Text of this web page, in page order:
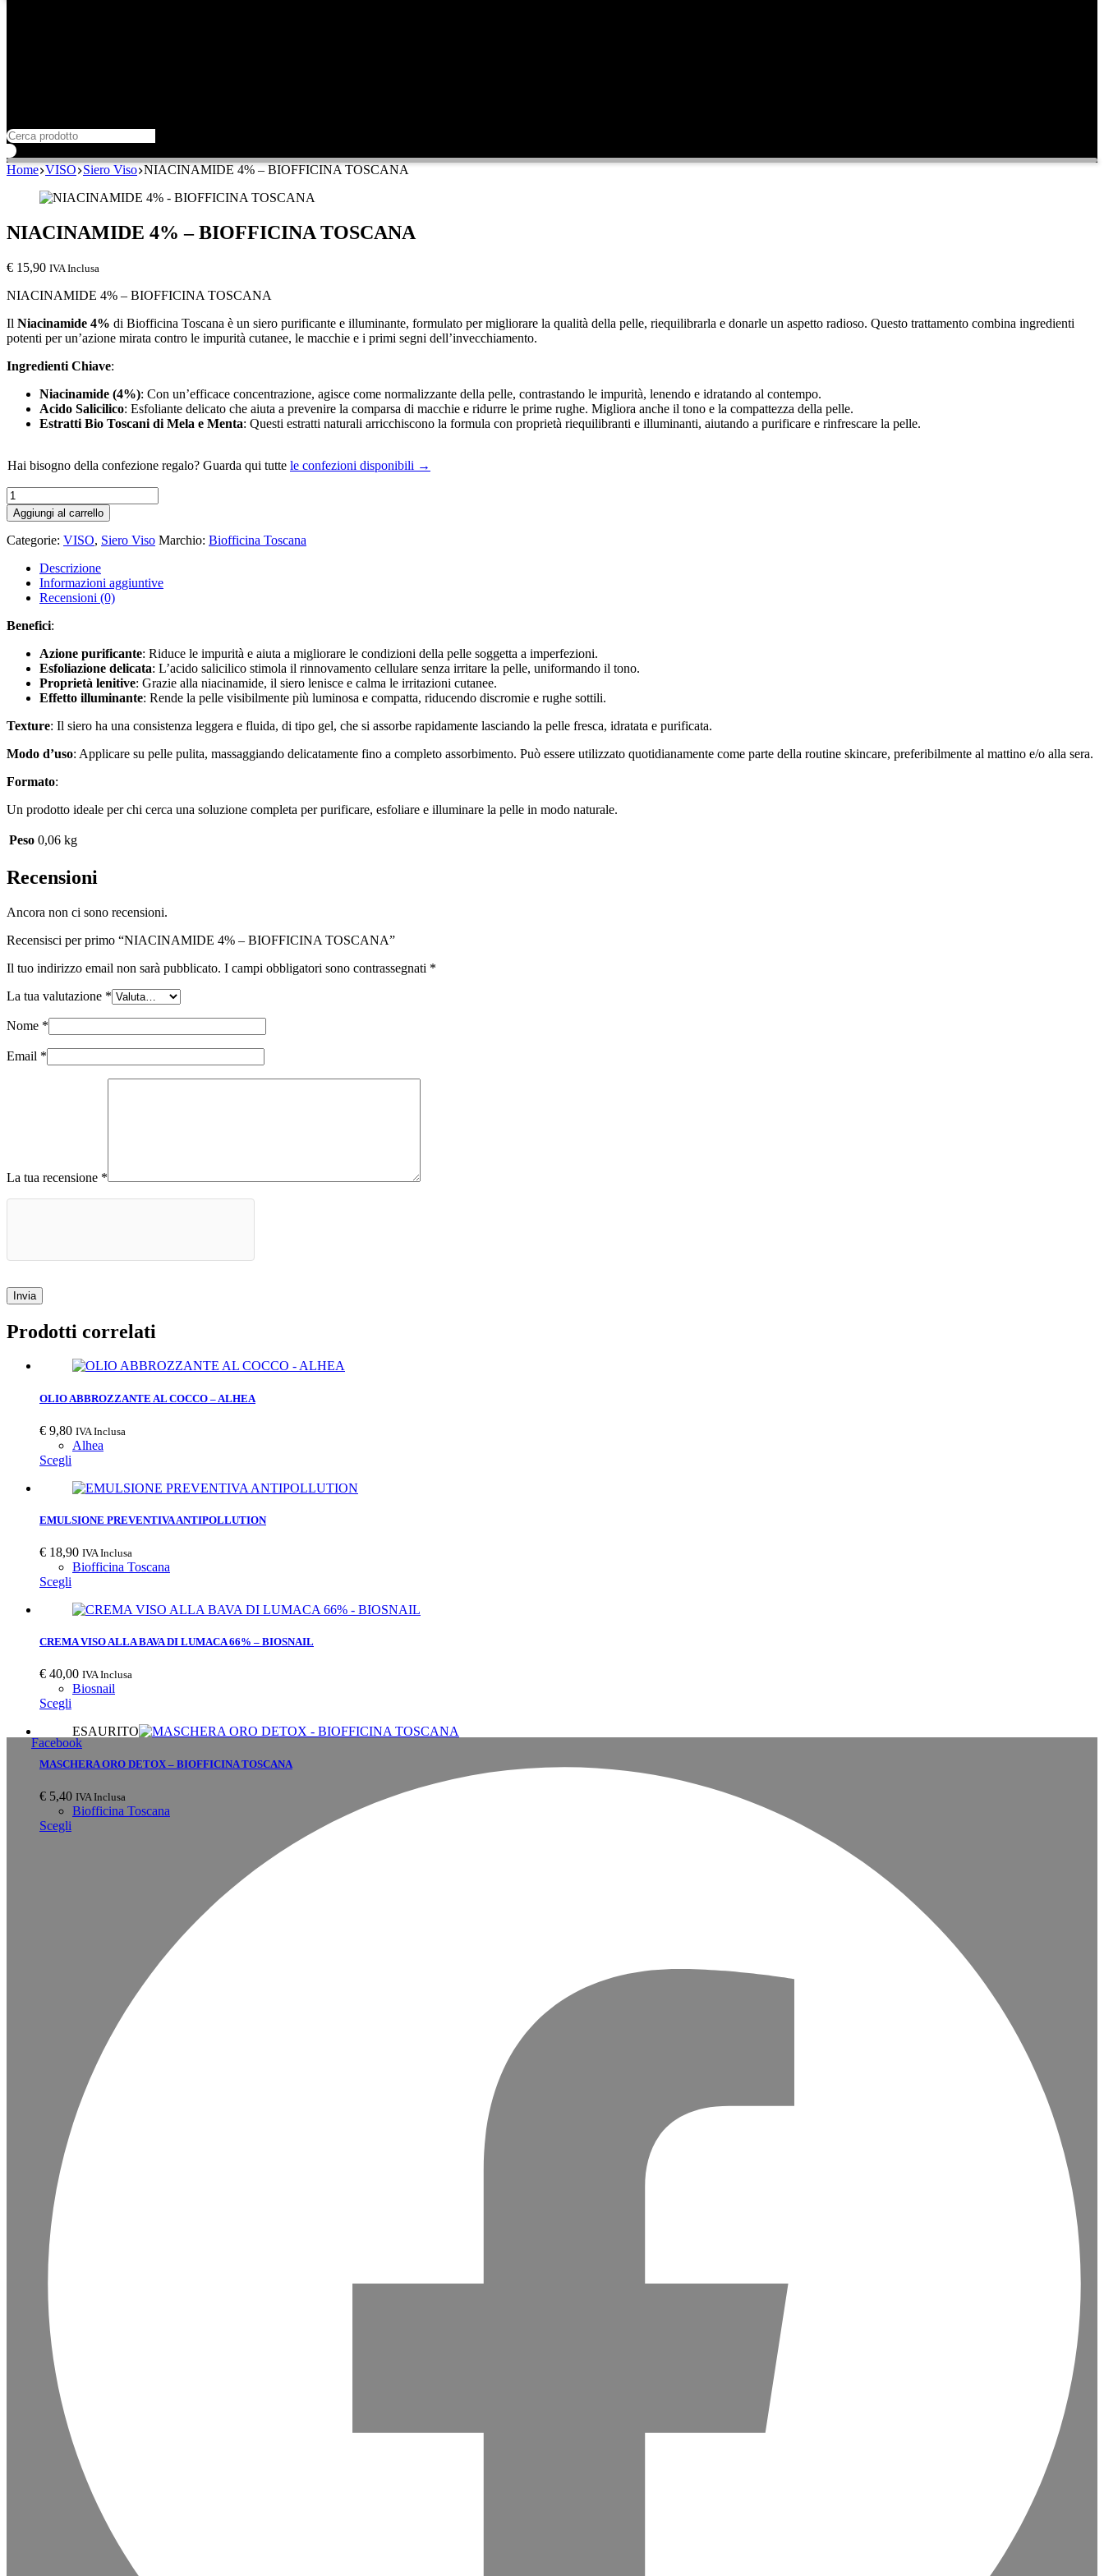
Home VISO Siero Viso NIACINAMIDE 4% – BIOFFICINA TOSCANA
NIACINAMIDE 4% – BIOFFICINA TOSCANA
€ 15,90 IVA Inclusa
NIACINAMIDE 4% – BIOFFICINA TOSCANA
Il Niacinamide 4% di Biofficina Toscana è un siero purificante e illuminante, formulato per migliorare la qualità della pelle, riequilibrarla e donarle un aspetto radioso. Questo trattamento combina ingredienti
potenti per un’azione mirata contro le impurità cutanee, le macchie e i primi segni dell’invecchiamento.
Ingredienti Chiave:
Niacinamide (4%): Con un’efficace concentrazione, agisce come normalizzante della pelle, contrastando le impurità, lenendo e idratando al contempo.
Acido Salicilico: Esfoliante delicato che aiuta a prevenire la comparsa di macchie e ridurre le prime rughe. Migliora anche il tono e la compattezza della pelle.
Estratti Bio Toscani di Mela e Menta: Questi estratti naturali arricchiscono la formula con proprietà riequilibranti e illuminanti, aiutando a purificare e rinfrescare la pelle.
Hai bisogno della confezione regalo? Guarda qui tutte le confezioni disponibili →
NIACINAMIDE
4%
-
BIOFFICINA
quantità
Aggiungi al carrello
Categorie: VISO, Siero Viso Marchio: Biofficina Toscana
Descrizione
Informazioni aggiuntive
Recensioni (0)
Benefici:
Azione purificante: Riduce le impurità e aiuta a migliorare le condizioni della pelle soggetta a imperfezioni.
Esfoliazione delicata: L’acido salicilico stimola il rinnovamento cellulare senza irritare la pelle, uniformando il tono.
Proprietà lenitive: Grazie alla niacinamide, il siero lenisce e calma le irritazioni cutanee.
Effetto illuminante: Rende la pelle visibilmente più luminosa e compatta, riducendo discromie e rughe sottili.
Texture: Il siero ha una consistenza leggera e fluida, di tipo gel, che si assorbe rapidamente lasciando la pelle fresca, idratata e purificata.
Modo d’uso: Applicare su pelle pulita, massaggiando delicatamente fino a completo assorbimento. Può essere utilizzato quotidianamente come parte della routine skincare, preferibilmente al mattino e/o alla sera.
Formato:
Un prodotto ideale per chi cerca una soluzione completa per purificare, esfoliare e illuminare la pelle in modo naturale.
Peso 0,06 kg
Recensioni
Ancora non ci sono recensioni.
Recensisci per primo “NIACINAMIDE 4% – BIOFFICINA TOSCANA”
Il tuo indirizzo email non sarà pubblicato. I campi obbligatori sono contrassegnati *
La tua valutazione *
Nome *
Email *
La tua recensione *
Invia
Prodotti correlati
OLIO ABBROZZANTE AL COCCO – ALHEA
€ 9,80 IVA Inclusa
Alhea
Scegli
EMULSIONE PREVENTIVA ANTIPOLLUTION
€ 18,90 IVA Inclusa
Biofficina Toscana
Scegli
CREMA VISO ALLA BAVA DI LUMACA 66% – BIOSNAIL
€ 40,00 IVA Inclusa
Biosnail
Scegli
ESAURITO
MASCHERA ORO DETOX – BIOFFICINA TOSCANA
€ 5,40 IVA Inclusa
Biofficina Toscana
Scegli
Facebook